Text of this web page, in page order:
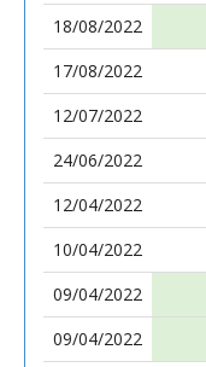
18/08/2022
17/08/2022
12/07/2022
24/06/2022
12/04/2022
10/04/2022
09/04/2022
09/04/2022